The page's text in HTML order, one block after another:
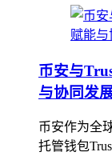
币安与
与协同发
币安作为全
托管钱包